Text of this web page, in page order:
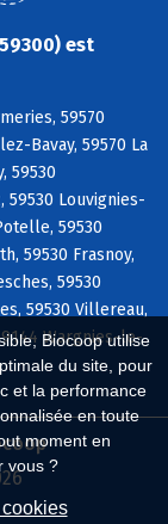
Biocoop utilise
du site, pour
et la performance
en toute
moment en
vous ?
est
59570
Bavay, 59570 La
59530
59530 Louvignies-
59530
59530 Frasnoy,
59530
59530 Villereau,
Wargnies-le-